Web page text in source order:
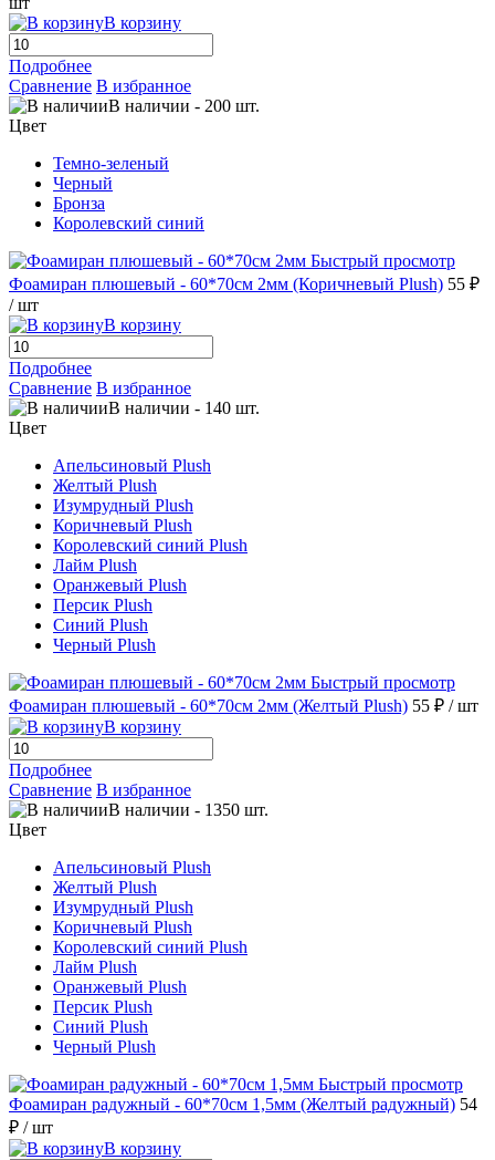
В корзину
Подробнее
Сравнение В избранное
В наличии - 200 шт.
Цвет
Темно-зеленый
Черный
Бронза
Королевский синий
Быстрый просмотр
Фоамиран плюшевый - 60*70см 2мм (Коричневый Plush) 55 ₽
/ шт
В корзину
Подробнее
Сравнение В избранное
В наличии - 140 шт.
Цвет
Апельсиновый Plush
Желтый Plush
Изумрудный Plush
Коричневый Plush
Королевский синий Plush
Лайм Plush
Оранжевый Plush
Персик Plush
Синий Plush
Черный Plush
Быстрый просмотр
Фоамиран плюшевый - 60*70см 2мм (Желтый Plush) 55 ₽ / шт
В корзину
Подробнее
Сравнение В избранное
В наличии - 1350 шт.
Цвет
Апельсиновый Plush
Желтый Plush
Изумрудный Plush
Коричневый Plush
Королевский синий Plush
Лайм Plush
Оранжевый Plush
Персик Plush
Синий Plush
Черный Plush
Быстрый просмотр
Фоамиран радужный - 60*70см 1,5мм (Желтый радужный) 54
₽ / шт
В корзину